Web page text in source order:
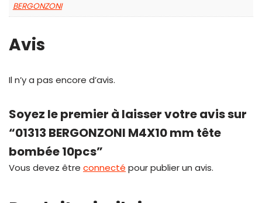
BERGONZONI
Avis
Il n’y a pas encore d’avis.
Soyez le premier à laisser votre avis sur
“01313 BERGONZONI M4X10 mm tête
bombée 10pcs”
Vous devez être connecté pour publier un avis.